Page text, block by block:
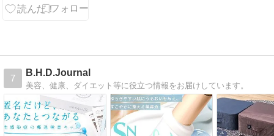
ングネックレ
7
B.H.D.Journal
美容、健康、ダイエット等に役立つ情報をお届けしています。